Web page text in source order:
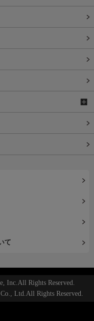
て
Inc.All Rights Reserved.
Ltd.All Rights Reserved.